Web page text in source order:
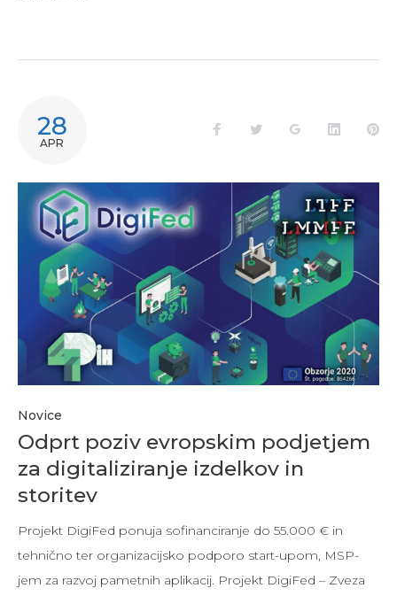
28
APR
Novice
Odprt poziv evropskim podjetjem
za digitaliziranje izdelkov in
storitev
Projekt DigiFed ponuja sofinanciranje do 55.000 € in
tehnično ter organizacijsko podporo start-upom, MSP-
jem za razvoj pametnih aplikacij. Projekt DigiFed – Zveza